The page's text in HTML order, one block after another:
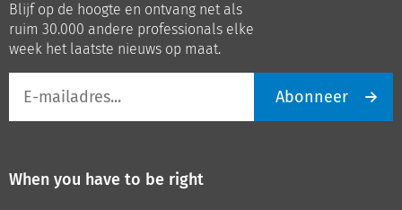
LinkedInYoutube
Blijf op de hoogte en ontvang net als
ruim 30.000 andere professionals elke
week het laatste nieuws op maat.
mailadres
Abonneer
When you have to be right